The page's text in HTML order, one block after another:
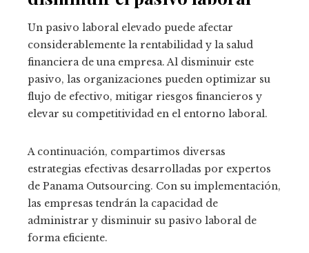
Un pasivo laboral elevado puede afectar
considerablemente la rentabilidad y la salud
financiera de una empresa. Al disminuir este
pasivo, las organizaciones pueden optimizar su
flujo de efectivo, mitigar riesgos financieros y
elevar su competitividad en el entorno laboral.
A continuación, compartimos diversas
estrategias efectivas desarrolladas por expertos
de Panama Outsourcing. Con su implementación,
las empresas tendrán la capacidad de
administrar y disminuir su pasivo laboral de
forma eficiente.